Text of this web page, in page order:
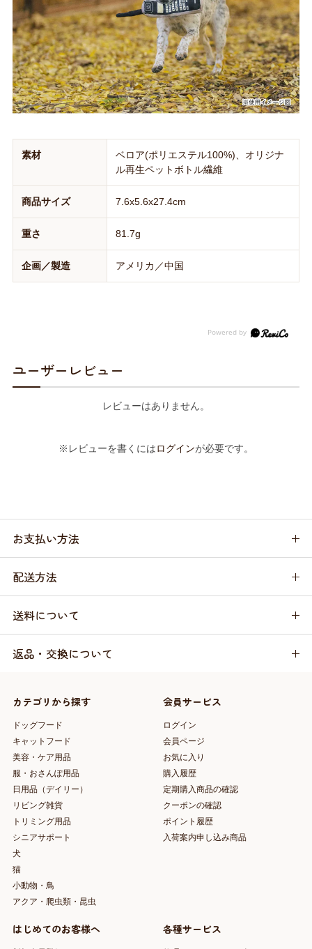
素材
ベロア(ポリエステル100%)、オリジナ
ル再生ペットボトル繊維
商品サイズ 7.6x5.6x27.4cm
重さ 81.7g
企画／製造 アメリカ／中国
ユーザーレビュー
レビューはありません。
※レビューを書くにはログインが必要です。
お支払い方法
配送方法
送料について
返品・交換について
カテゴリから探す
ドッグフード
キャットフード
美容・ケア用品
服・おさんぽ用品
日用品（デイリー）
リビング雑貨
トリミング用品
シニアサポート
犬
猫
小動物・鳥
アクア・爬虫類・昆虫
会員サービス
ログイン
会員ページ
お気に入り
購入履歴
定期購入商品の確認
クーポンの確認
ポイント履歴
入荷案内申し込み商品
はじめてのお客様へ 各種サービス